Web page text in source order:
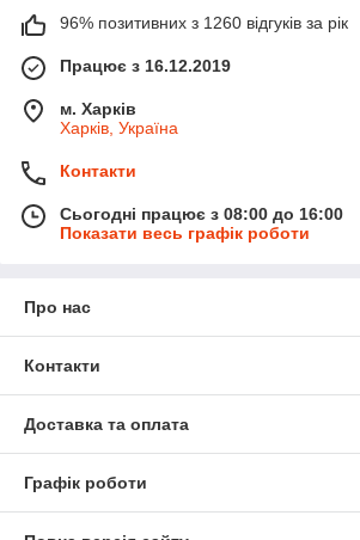
96% позитивних з 1260 відгуків за рік
Працює з 16.12.2019
м. Харків
Харків, Україна
Контакти
Сьогодні працює з 08:00 до 16:00
Показати весь графік роботи
Про нас
Контакти
Доставка та оплата
Графік роботи